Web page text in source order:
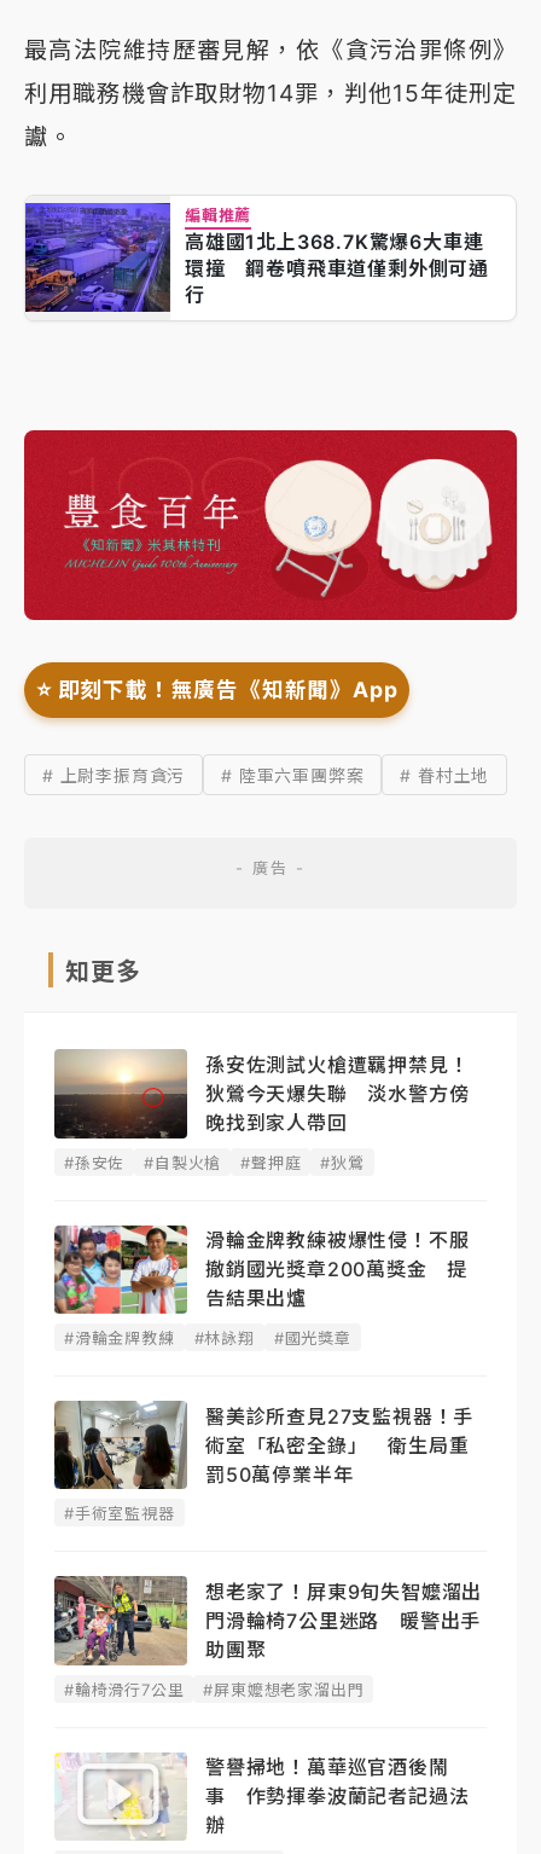
最高法院維持歷審見解，依《貪污治罪條例》
利用職務機會詐取財物14罪，判他15年徒刑定
讞。
編輯推薦
高雄國1北上368.7K驚爆6大車連
環撞 鋼卷噴飛車道僅剩外側可通
行
⭐️ 即刻下載！無廣告《知新聞》App
# 上尉李振育貪污 # 陸軍六軍團弊案 # 眷村土地
知更多
孫安佐測試火槍遭羈押禁見！
狄鶯今天爆失聯 淡水警方傍
晚找到家人帶回
#孫安佐 #自製火槍 #聲押庭 #狄鶯
滑輪金牌教練被爆性侵！不服
撤銷國光獎章200萬獎金 提
告結果出爐
#滑輪金牌教練 #林詠翔 #國光獎章
醫美診所查見27支監視器！手
術室「私密全錄」 衛生局重
罰50萬停業半年
#手術室監視器
想老家了！屏東9旬失智嬤溜出
門滑輪椅7公里迷路 暖警出手
助團聚
#輪椅滑行7公里 #屏東嬤想老家溜出門
警譽掃地！萬華巡官酒後鬧
事 作勢揮拳波蘭記者記過法
辦